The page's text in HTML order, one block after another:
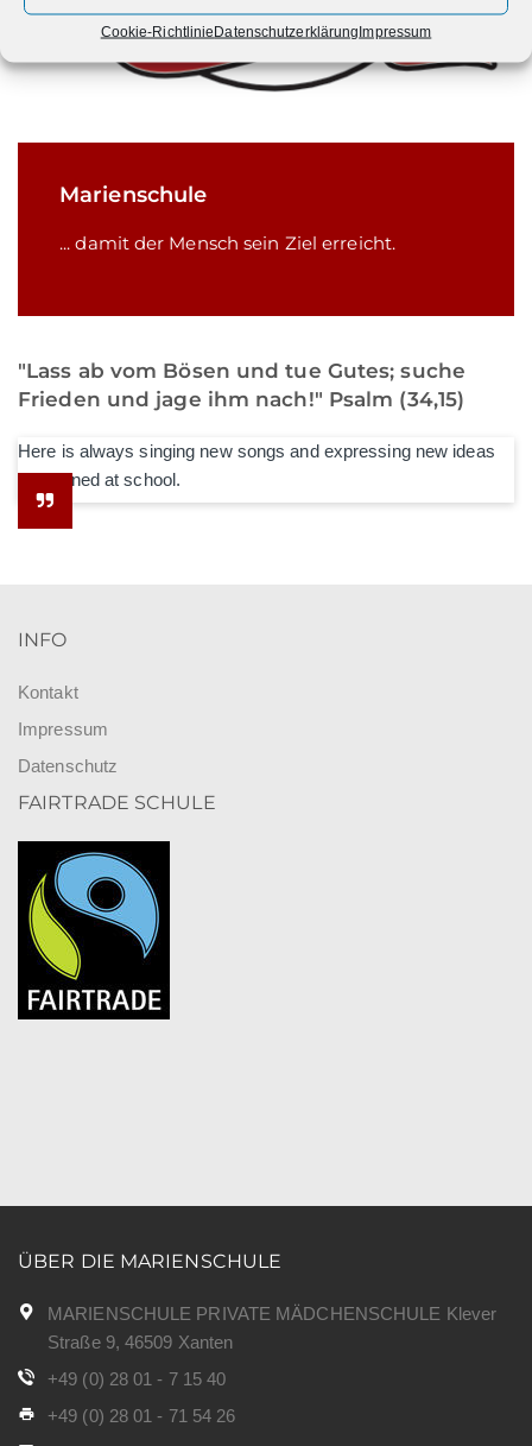
Cookie-RichtlinieDatenschutzerklärungImpressum
Marienschule
... damit der Mensch sein Ziel erreicht.
"Lass ab vom Bösen und tue Gutes; suche
Frieden und jage ihm nach!" Psalm (34,15)
Here is always singing new songs and expressing new ideas
he learned at school.
INFO
Kontakt
Impressum
Datenschutz
FAIRTRADE SCHULE
ÜBER DIE MARIENSCHULE
MARIENSCHULE PRIVATE MÄDCHENSCHULE Klever
Straße 9, 46509 Xanten
+49 (0) 28 01 - 7 15 40
+49 (0) 28 01 - 71 54 26